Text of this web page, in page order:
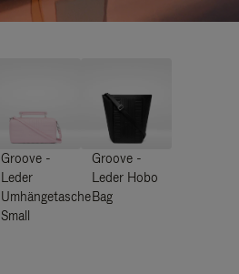
Groove -
Leder
Umhängetasche
Small
Groove -
Leder Hobo
Bag